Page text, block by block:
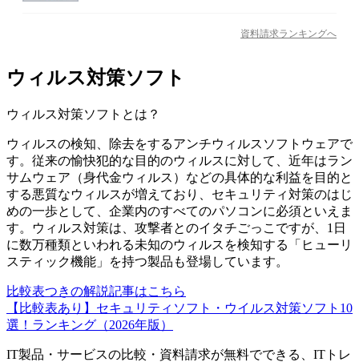
資料請求ランキングへ
ウィルス対策ソフト
ウィルス対策ソフト とは？
ウィルスの検知、除去をするアンチウィルスソフトウェアで
す。従来の愉快犯的な目的のウィルスに対して、近年はラン
サムウェア（身代金ウィルス）などの具体的な利益を目的と
する悪質なウィルスが増えており、セキュリティ対策のはじ
めの一歩として、企業内のすべてのパソコンに必須といえま
す。ウィルス対策は、攻撃者とのイタチごっこですが、1日
に数万種類といわれる未知のウィルスを検知する「ヒューリ
スティック機能」を持つ製品も登場しています。
比較表つきの解説記事はこちら
【比較表あり】セキュリティソフト・ウイルス対策ソフト10
選！ランキング（2026年版）
IT製品・サービスの比較・資料請求が無料でできる、ITトレ